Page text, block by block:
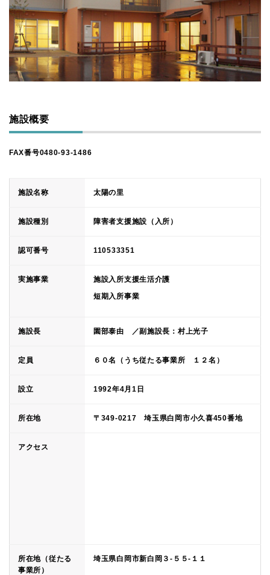
施設概要
FAX番号0480-93-1486
施設名称 太陽の里
施設種別 障害者支援施設（入所）
認可番号 110533351
実施事業 施設入所支援生活介護
短期入所事業
施設長 園部泰由 ／副施設長：村上光子
定員 ６０名（うち従たる事業所 １２名）
設立 1992年4月1日
所在地 〒349-0217 埼玉県白岡市小久喜450番地
アクセス
所在地（従たる
事業所）
埼玉県白岡市新白岡３-５５-１１